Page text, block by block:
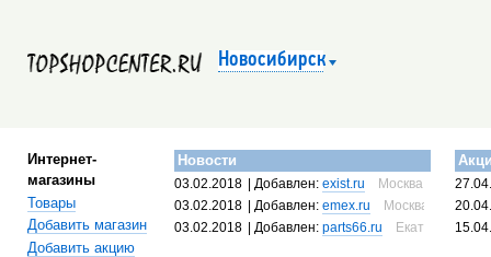
Новосибирск
Интернет-
магазины
Товары
Добавить магазин
Добавить акцию
Новости
03.02.2018 | Добавлен:exist.ru
Москва, Россия
03.02.2018
| Добавлен:emex.ru
Москва, Россия
03.02.2018
| Добавлен:parts66.ru Екатеринбург,